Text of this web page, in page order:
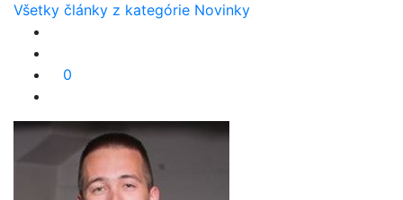
Všetky články z kategórie Novinky
0